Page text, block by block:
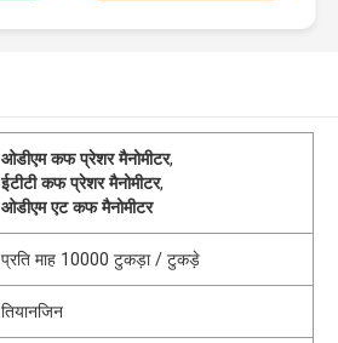
ओडीएम कफ प्रेशर मैनोमीटर,
ईटीटी कफ प्रेशर मैनोमीटर,
ओडीएम एट कफ मैनोमीटर
प्रति माह 10000 टुकड़ा / टुकड़े
तियानजिन